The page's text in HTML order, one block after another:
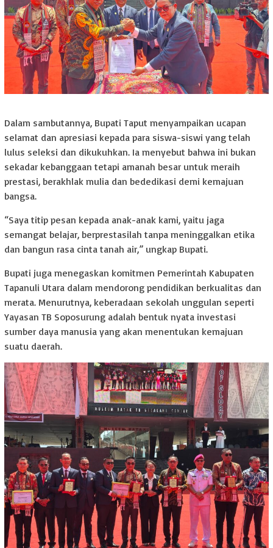
Dalam sambutannya, Bupati Taput menyampaikan ucapan
selamat dan apresiasi kepada para siswa-siswi yang telah
lulus seleksi dan dikukuhkan. Ia menyebut bahwa ini bukan
sekadar kebanggaan tetapi amanah besar untuk meraih
prestasi, berakhlak mulia dan bededikasi demi kemajuan
bangsa.
“Saya titip pesan kepada anak-anak kami, yaitu jaga
semangat belajar, berprestasilah tanpa meninggalkan etika
dan bangun rasa cinta tanah air,” ungkap Bupati.
Bupati juga menegaskan komitmen Pemerintah Kabupaten
Tapanuli Utara dalam mendorong pendidikan berkualitas dan
merata. Menurutnya, keberadaan sekolah unggulan seperti
Yayasan TB Soposurung adalah bentuk nyata investasi
sumber daya manusia yang akan menentukan kemajuan
suatu daerah.